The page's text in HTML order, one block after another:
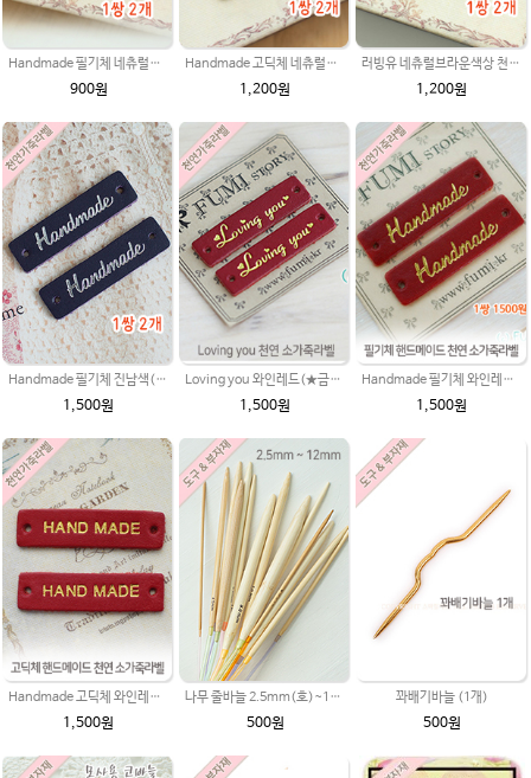
Handmade 필기체 네츄럴브라운 천연 소가죽라벨 목도리 핸드메이드라벨
900원
Handmade 고딕체 네츄럴브라운 천연소가죽라벨 목도리 핸드메이드라벨
1,200원
러빙유 네츄럴브라운색상 천연소가죽라벨
1,200원
Handmade 필기체 진남색(은박 천연소가죽라벨
1,500원
Loving you 와인레드(★금박) 천연소가죽라벨 러빙유
1,500원
Handmade 필기체 와인레드(★금박) 천연소가죽라벨
1,500원
Handmade 고딕체 와인레드(★금박) 천연소가죽라벨
1,500원
나무 줄바늘 2.5mm(호)~12mm(호) 대바늘 나무바늘 뜨개용품 뜨개도구 국산 중국병행
500원
꽈배기바늘 (1개)
500원